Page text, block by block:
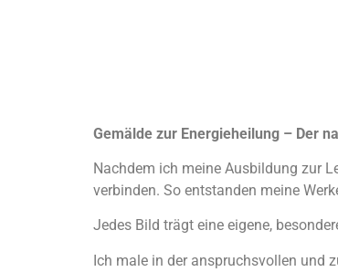
Gemälde zur Energieheilung – Der
Nachdem ich meine Ausbildung zur
verbinden. So entstanden meine
Jedes Bild trägt eine eigene,
Ich male in der anspruchsvollen und